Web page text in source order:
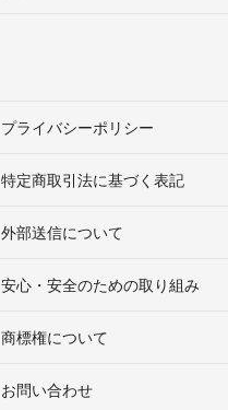
プライバシーポリシー
特定商取引法に基づく表記
外部送信について
安心・安全のための取り組み
商標権について
お問い合わせ